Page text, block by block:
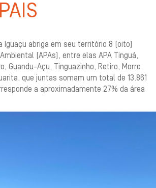
Iguaçu abriga em seu território 8 (oito)
(APAs), entre elas APA Tinguá,
Guandu-Açu, Tinguazinho, Retiro, Morro
que juntas somam um total de 13.861
a aproximadamente 27% da área